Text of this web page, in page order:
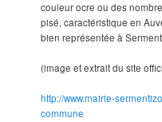
couleur ocre ou des
pisé, caractéristique en
bien représentée à
(image et extrait du site
http://www.mairie-
commune